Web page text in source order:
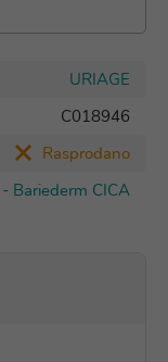
URIAGE
C018946
Rasprodano
Bariederm CICA